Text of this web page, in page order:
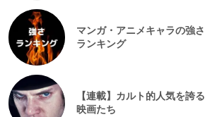
マンガ・アニメキャラの強さ
ランキング
【連載】カルト的人気を誇る
映画たち